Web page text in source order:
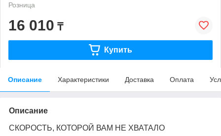
Розница
16 010 ₸
Купить
Описание Характеристики Доставка Оплата
Описание
СКОРОСТЬ, КОТОРОЙ ВАМ НЕ ХВАТАЛО